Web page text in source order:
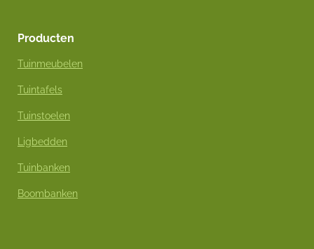
Producten
Tuinmeubelen
Tuintafels
Tuinstoelen
Ligbedden
Tuinbanken
Boombanken